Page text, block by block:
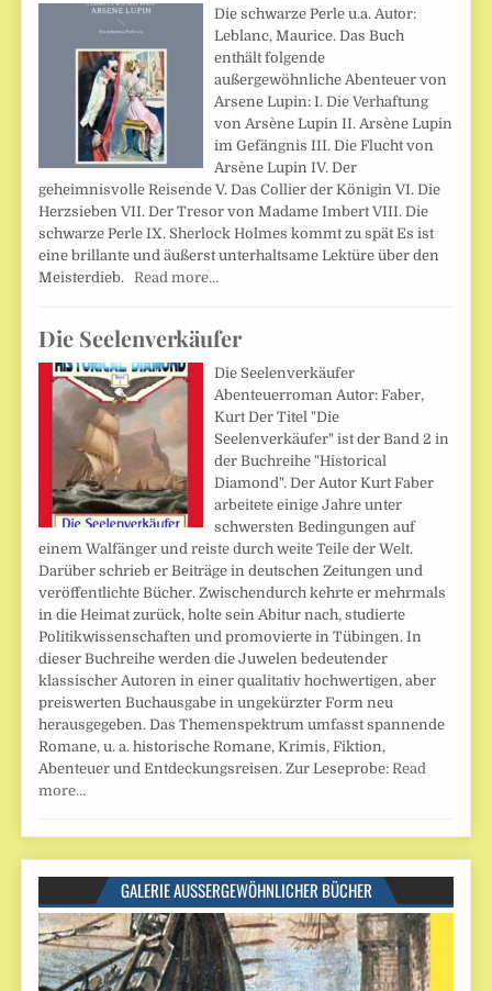
Die schwarze Perle u.a. Autor:
Leblanc, Maurice. Das Buch
enthält folgende
außergewöhnliche Abenteuer von
Arsene Lupin: I. Die Verhaftung
von Arsène Lupin II. Arsène Lupin
im Gefängnis III. Die Flucht von
Arsène Lupin IV. Der
geheimnisvolle Reisende V. Das Collier der Königin VI. Die
Herzsieben VII. Der Tresor von Madame Imbert VIII. Die
schwarze Perle IX. Sherlock Holmes kommt zu spät Es ist
eine brillante und äußerst unterhaltsame Lektüre über den
Meisterdieb.Read more…
Die Seelenverkäufer
Die Seelenverkäufer
Abenteuerroman Autor: Faber,
Kurt Der Titel "Die
Seelenverkäufer" ist der Band 2 in
der Buchreihe "Historical
Diamond". Der Autor Kurt Faber
arbeitete einige Jahre unter
schwersten Bedingungen auf
einem Walfänger und reiste durch weite Teile der Welt.
Darüber schrieb er Beiträge in deutschen Zeitungen und
veröffentlichte Bücher. Zwischendurch kehrte er mehrmals
in die Heimat zurück, holte sein Abitur nach, studierte
Politikwissenschaften und promovierte in Tübingen. In
dieser Buchreihe werden die Juwelen bedeutender
klassischer Autoren in einer qualitativ hochwertigen, aber
preiswerten Buchausgabe in ungekürzter Form neu
herausgegeben. Das Themenspektrum umfasst spannende
Romane, u. a. historische Romane, Krimis, Fiktion,
Abenteuer und Entdeckungsreisen. Zur Leseprobe: Read
more…
GALERIE AUSSERGEWÖHNLICHER BÜCHER